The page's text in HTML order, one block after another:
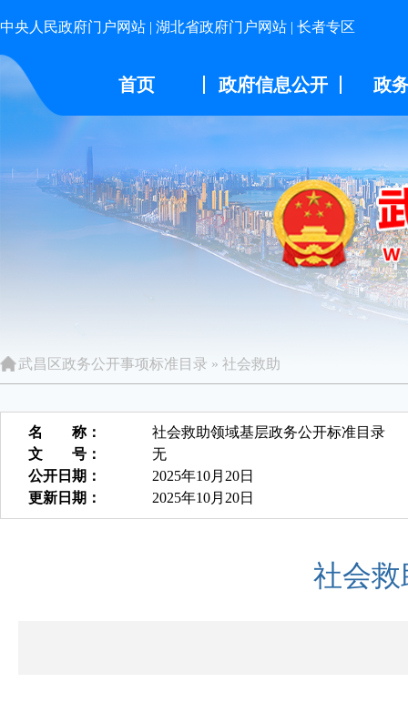
中央人民政府门户网站 | 湖北省政府门户网站 | 长者专区
首页 政府信息公开 政
武昌区政务公开事项标准目录 » 社会救助
名 称：
社会救助领域基层政务公开标准目录
文 号：
无
公开日期：
2025年10月20日
更新日期：
2025年10月20日
社会